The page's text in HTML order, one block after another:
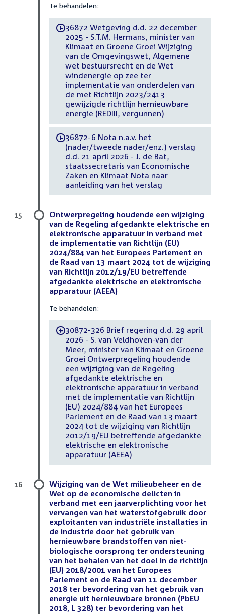
Te behandelen:
-36872 Wetgeving d.d. 22 december
2025 - S.T.M. Hermans, minister van
Klimaat en Groene Groei Wijziging
van de Omgevingswet, Algemene
wet bestuursrecht en de Wet
windenergie op zee ter
implementatie van onderdelen van
de met Richtlijn 2023/2413
gewijzigde richtlijn hernieuwbare
energie (REDIII, vergunnen)
-36872-6 Nota n.a.v. het
(nader/tweede nader/enz.) verslag
d.d. 21 april 2026 - J. de Bat,
staatssecretaris van Economische
Zaken en Klimaat Nota naar
aanleiding van het verslag
Ontwerpregeling houdende een wijziging
van de Regeling afgedankte elektrische en
elektronische apparatuur in verband met
de implementatie van Richtlijn (EU)
2024/884 van het Europees Parlement en
de Raad van 13 maart 2024 tot de wijziging
van Richtlijn 2012/19/EU betreffende
afgedankte elektrische en elektronische
apparatuur (AEEA)
Te behandelen:
-30872-326 Brief regering d.d. 29 april
2026 - S. van Veldhoven-van der
Meer, minister van Klimaat en Groene
Groei Ontwerpregeling houdende
een wijziging van de Regeling
afgedankte elektrische en
elektronische apparatuur in verband
met de implementatie van Richtlijn
(EU) 2024/884 van het Europees
Parlement en de Raad van 13 maart
2024 tot de wijziging van Richtlijn
2012/19/EU betreffende afgedankte
elektrische en elektronische
apparatuur (AEEA)
15
Wijziging van de Wet milieubeheer en de
Wet op de economische delicten in
verband met een jaarverplichting voor het
vervangen van het waterstofgebruik door
exploitanten van industriële installaties in
de industrie door het gebruik van
hernieuwbare brandstoffen van niet-
biologische oorsprong ter ondersteuning
van het behalen van het doel in de richtlijn
(EU) 2018/2001 van het Europees
Parlement en de Raad van 11 december
2018 ter bevordering van het gebruik van
energie uit hernieuwbare bronnen (PbEU
2018, L 328) ter bevordering van het
16